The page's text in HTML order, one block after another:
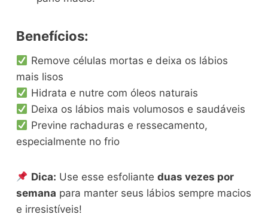
Benefícios:
Remove células mortas e deixa os lábios
mais lisos
Hidrata e nutre com óleos naturais
Deixa os lábios mais volumosos e saudáveis
Previne rachaduras e ressecamento,
especialmente no frio
Dica: Use esse esfoliante duas vezes por
semana para manter seus lábios sempre macios
e irresistíveis!